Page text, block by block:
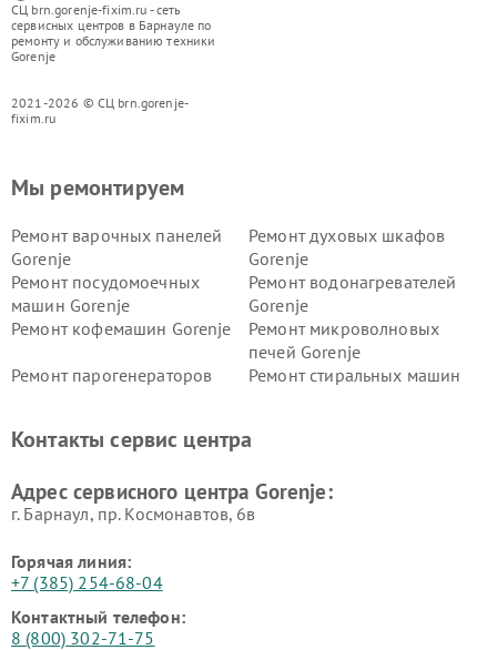
СЦ brn.gorenje-fixim.ru - сеть
сервисных центров в Барнауле по
ремонту и обслуживанию техники
Gorenje
2021-2026 © СЦ brn.gorenje-
fixim.ru
Мы ремонтируем
Ремонт варочных панелей
Gorenje
Ремонт духовых шкафов
Gorenje
Ремонт посудомоечных
машин Gorenje
Ремонт водонагревателей
Gorenje
Ремонт кофемашин Gorenje
Ремонт микроволновых
печей Gorenje
Ремонт парогенераторов
Ремонт стиральных машин
Контакты сервис центра
Адрес сервисного центра Gorenje:
г. Барнаул, ​пр. Космонавтов, 6в
Горячая линия:
+7 (385) 254-68-04
Контактный телефон:
8 (800) 302-71-75